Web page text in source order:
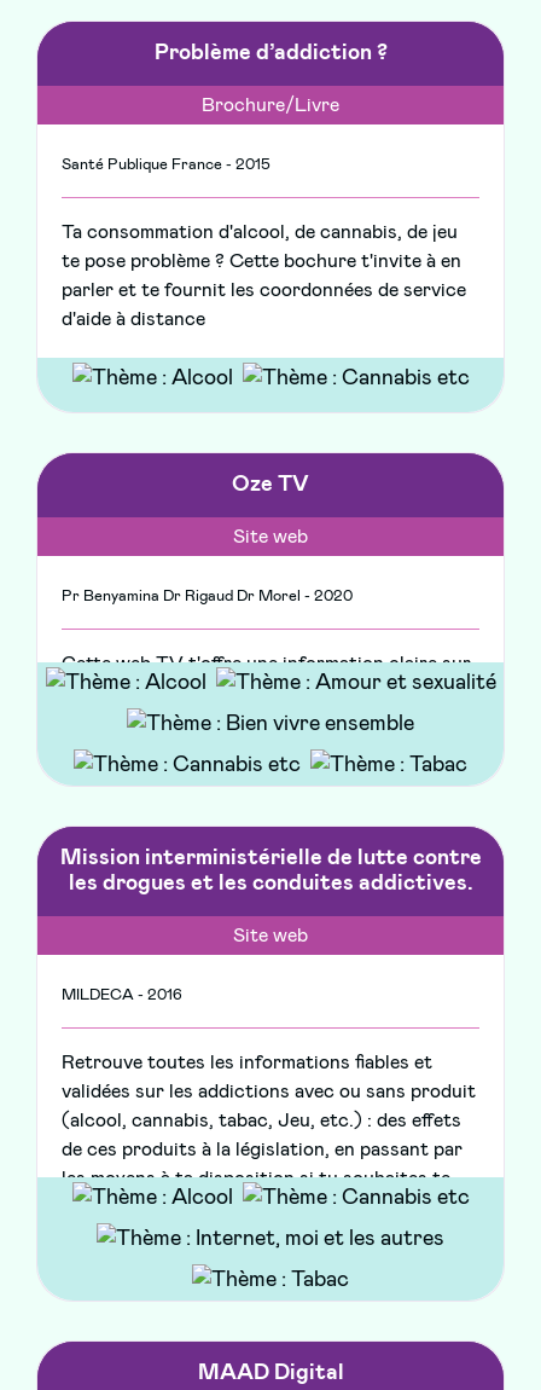
Problème d’addiction ?
Brochure/Livre
Santé Publique France - 2015
Ta consommation d'alcool, de cannabis, de jeu
te pose problème ? Cette bochure t'invite à en
parler et te fournit les coordonnées de service
d'aide à distance
Oze TV
Site web
Pr Benyamina Dr Rigaud Dr Morel - 2020
Cette web TV t'offre une information claire sur
les conduites à risques et les addictions.
Mission interministérielle de lutte contre
les drogues et les conduites addictives.
Site web
MILDECA - 2016
Retrouve toutes les informations fiables et
validées sur les addictions avec ou sans produit
(alcool, cannabis, tabac, Jeu, etc.) : des effets
de ces produits à la législation, en passant par
les moyens à ta disposition si tu souhaites te
faire aider
MAAD Digital